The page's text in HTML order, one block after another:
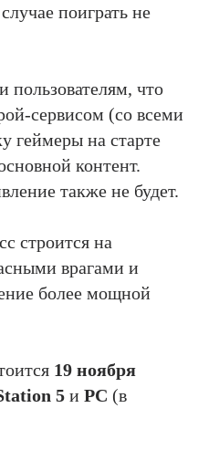
поиграть не
пользователям, что
сервисом (со всеми
геймеры на старте
контент.
также не будет.
строится на
врагами и
более мощной
19 ноября
5 и PC (в